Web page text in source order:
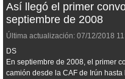
Así llegó el primer
septiembre de 2008
Última actualización: 07/12/2018
DS
En septiembre de 2008, el primer
camión desde la CAF de Irún